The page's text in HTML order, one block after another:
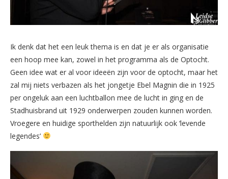
Ik denk dat het een leuk thema is en dat je er als organisatie
een hoop mee kan, zowel in het programma als de Optocht.
Geen idee wat er al voor ideeën zijn voor de optocht, maar het
zal mij niets verbazen als het jongetje Ebel Magnin die in 1925
per ongeluk aan een luchtballon mee de lucht in ging en de
Stadhuisbrand uit 1929 onderwerpen zouden kunnen worden.
Vroegere en huidige sporthelden zijn natuurlijk ook ‘levende
legendes’